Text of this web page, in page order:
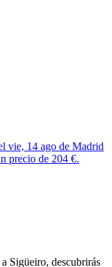
vie, 14 ago de Madrid
precio de 204 €.
Sigüeiro, descubrirás